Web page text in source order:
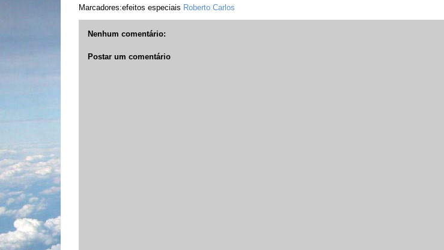
Marcadores:efeitos especiais Roberto Carlos
Nenhum comentário:
Postar um comentário